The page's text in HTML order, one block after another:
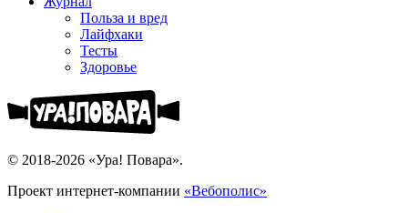
Польза и вред
Лайфхаки
Тесты
Здоровье
© 2018-2026 «Ура! Повара».
Проект интернет-компании «Вебополис»